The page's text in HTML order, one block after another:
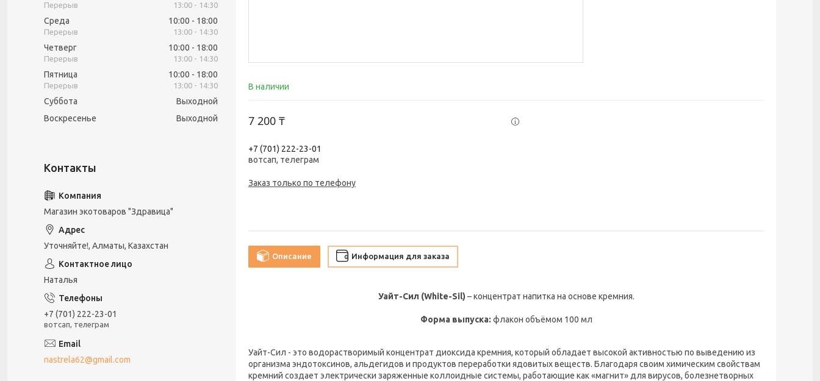
В наличии
7 200 ₸
+7 (701) 222-23-01
вотсап, телеграм
Заказ только по телефону
Описание Информация для заказа
Уайт-Сил (White-Sil) – концентрат напитка на основе кремния.
Форма выпуска: флакон объёмом 100 мл
Уайт-Сил - это водорастворимый концентрат диоксида кремния, который обладает высокой активностью по выведению из
организма эндотоксинов, альдегидов и продуктов переработки ядовитых веществ. Благодаря своим химическим свойствам
кремний создает электрически заряженные коллоидные системы, работающие как «магнит» для вирусов, болезнетворных
13:00 14:30
Среда 10:00 18:00
13:00 14:30
Четверг 10:00 18:00
13:00 14:30
Пятница 10:00 18:00
13:00 14:30
Суббота
Выходной
Воскресенье
Выходной
Магазин экотоваров "Здравица"
Уточняйте!, Алматы, Казахстан
Наталья
+7 (701) 222-23-01
вотсап, телеграм
nastrela62@gmail.com